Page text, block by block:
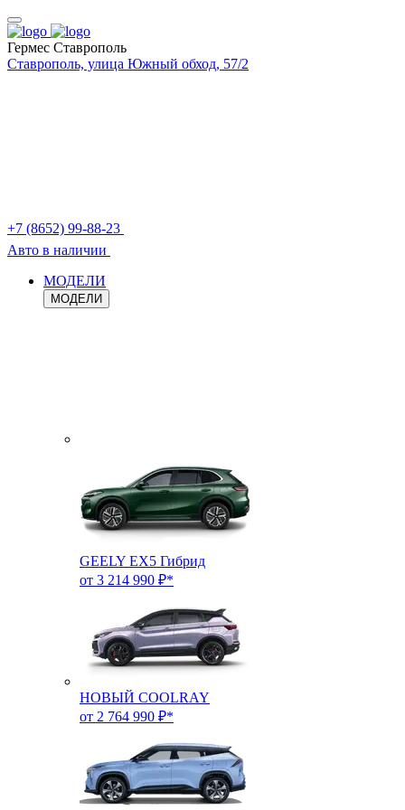
Гермес Ставрополь
Ставрополь, улица Южный обход, 57/2
+7 (8652) 99-88-23
Авто в наличии
МОДЕЛИ
МОДЕЛИ
GEELY EX5 Гибрид
от 3 214 990 ₽*
НОВЫЙ COOLRAY
от 2 764 990 ₽*